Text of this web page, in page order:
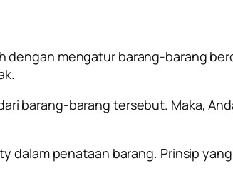
dengan mengatur barang-barang
barang-barang tersebut. Maka,
dalam penataan barang. Prinsip